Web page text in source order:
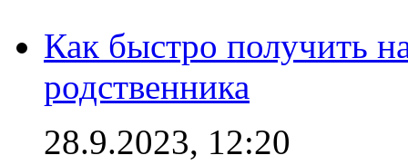
Как быстро получить
родственника
28.9.2023, 12:20